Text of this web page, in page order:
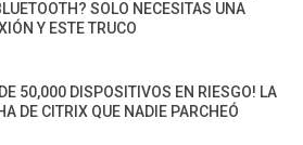
SOLO NECESITAS UNA
Y ESTE TRUCO
50,000 DISPOSITIVOS EN RIESGO! LA
DE CITRIX QUE NADIE PARCHEÓ